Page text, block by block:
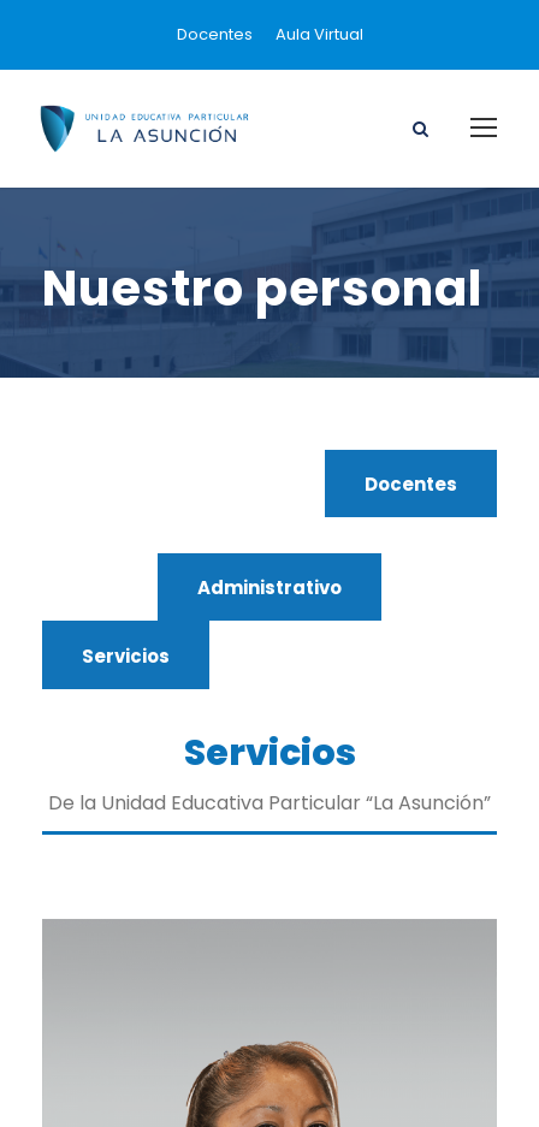
Docentes Aula Virtual
Nuestro personal
Docentes
Administrativo
Servicios
Servicios
De la Unidad Educativa Particular “La Asunción”